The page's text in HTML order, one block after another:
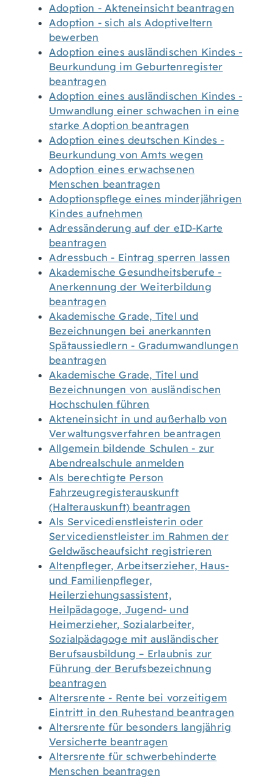
Adoption - Akteneinsicht beantragen
Adoption - sich als Adoptiveltern
bewerben
Adoption eines ausländischen Kindes -
Beurkundung im Geburtenregister
beantragen
Adoption eines ausländischen Kindes -
Umwandlung einer schwachen in eine
starke Adoption beantragen
Adoption eines deutschen Kindes -
Beurkundung von Amts wegen
Adoption eines erwachsenen
Menschen beantragen
Adoptionspflege eines minderjährigen
Kindes aufnehmen
Adressänderung auf der eID-Karte
beantragen
Adressbuch - Eintrag sperren lassen
Akademische Gesundheitsberufe -
Anerkennung der Weiterbildung
beantragen
Akademische Grade, Titel und
Bezeichnungen bei anerkannten
Spätaussiedlern - Gradumwandlungen
beantragen
Akademische Grade, Titel und
Bezeichnungen von ausländischen
Hochschulen führen
Akteneinsicht in und außerhalb von
Verwaltungsverfahren beantragen
Allgemein bildende Schulen - zur
Abendrealschule anmelden
Als berechtigte Person
Fahrzeugregisterauskunft
(Halterauskunft) beantragen
Als Servicedienstleisterin oder
Servicedienstleister im Rahmen der
Geldwäscheaufsicht registrieren
Altenpfleger, Arbeitserzieher, Haus-
und Familienpfleger,
Heilerziehungsassistent,
Heilpädagoge, Jugend- und
Heimerzieher, Sozialarbeiter,
Sozialpädagoge mit ausländischer
Berufsausbildung – Erlaubnis zur
Führung der Berufsbezeichnung
beantragen
Altersrente - Rente bei vorzeitigem
Eintritt in den Ruhestand beantragen
Altersrente für besonders langjährig
Versicherte beantragen
Altersrente für schwerbehinderte
Menschen beantragen